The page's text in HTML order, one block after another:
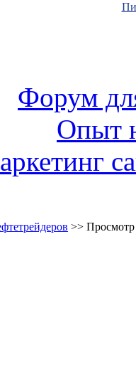
Форум
Опыт
>>